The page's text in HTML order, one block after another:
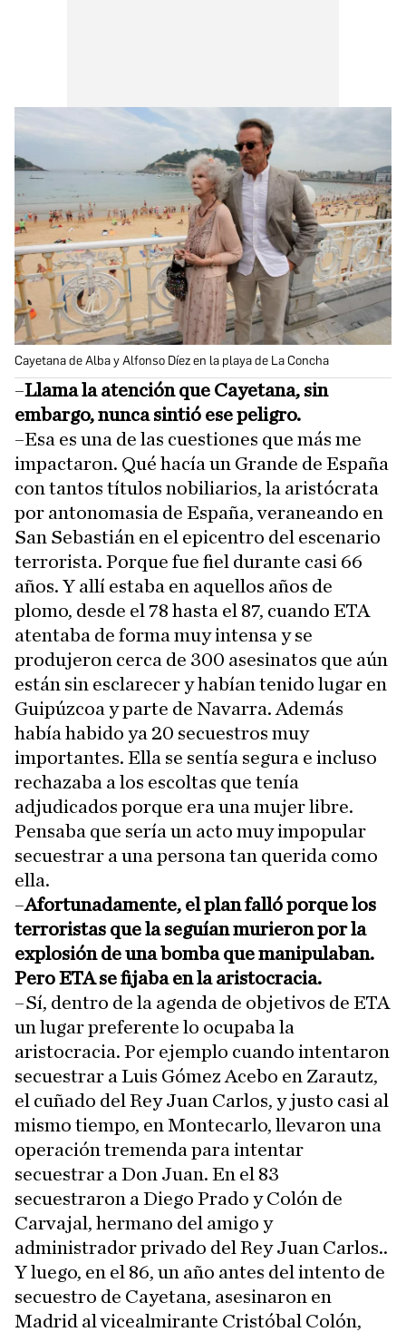
Cayetana de Alba y Alfonso Díez en la playa de La Concha
–Llama la atención que Cayetana, sin
embargo, nunca sintió ese peligro.
–Esa es una de las cuestiones que más me
impactaron. Qué hacía un Grande de España
con tantos títulos nobiliarios, la aristócrata
por antonomasia de España, veraneando en
San Sebastián en el epicentro del escenario
terrorista. Porque fue fiel durante casi 66
años. Y allí estaba en aquellos años de
plomo, desde el 78 hasta el 87, cuando ETA
atentaba de forma muy intensa y se
produjeron cerca de 300 asesinatos que aún
están sin esclarecer y habían tenido lugar en
Guipúzcoa y parte de Navarra. Además
había habido ya 20 secuestros muy
importantes. Ella se sentía segura e incluso
rechazaba a los escoltas que tenía
adjudicados porque era una mujer libre.
Pensaba que sería un acto muy impopular
secuestrar a una persona tan querida como
ella.
–Afortunadamente, el plan falló porque los
terroristas que la seguían murieron por la
explosión de una bomba que manipulaban.
PeroETA se fijaba en la aristocracia.
–Sí, dentro de la agenda de objetivos de ETA
un lugar preferente lo ocupaba la
aristocracia. Por ejemplo cuando intentaron
secuestrar a Luis Gómez Acebo en Zarautz,
el cuñado del Rey Juan Carlos, y justo casi al
mismo tiempo, en Montecarlo, llevaron una
operación tremenda para intentar
secuestrar a Don Juan. En el 83
secuestraron a Diego Prado y Colón de
Carvajal, hermano del amigo y
administrador privado del Rey Juan Carlos..
Y luego, en el 86, un año antes del intento de
secuestro de Cayetana, asesinaron en
Madrid al vicealmirante Cristóbal Colón,